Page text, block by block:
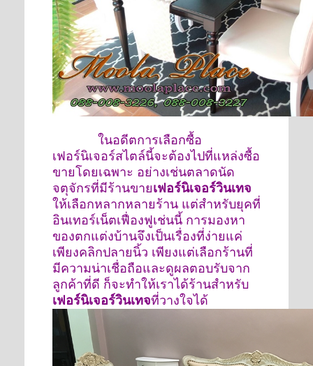
ในอดีตการเลือกซื้อ
เฟอร์นิเจอร์สไตล์นี้จะต้องไปที่แหล่งซื้อ
ขายโดยเฉพาะ อย่างเช่นตลาดนัด
จตุจักรที่มีร้านขายเฟอร์นิเจอร์วินเทจ
ให้เลือกหลากหลายร้าน แต่สำหรับยุคที่
อินเทอร์เน็ตเฟื่องฟูเช่นนี้ การมองหา
ของตกแต่งบ้านจึงเป็นเรื่องที่ง่ายแค่
เพียงคลิกปลายนิ้ว เพียงแต่เลือกร้านที่
มีความน่าเชื่อถือและดูผลตอบรับจาก
ลูกค้าที่ดี ก็จะทำให้เราได้ร้านสำหรับ
เฟอร์นิเจอร์วินเทจที่วางใจได้